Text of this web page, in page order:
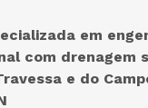
em
com drenagem
e do